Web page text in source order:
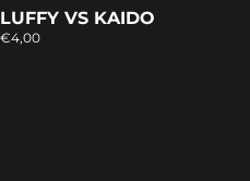
LUFFY VS KAIDO
€4,00